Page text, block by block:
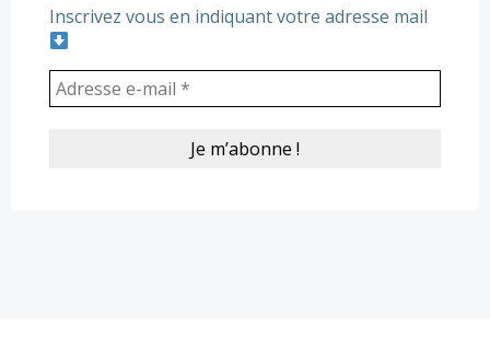
Inscrivez vous en indiquant votre adresse mail